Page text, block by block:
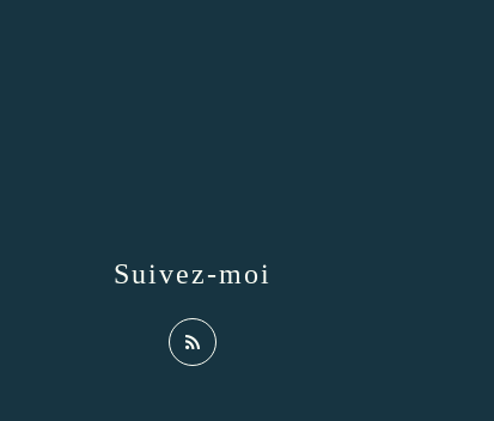
Suivez-moi